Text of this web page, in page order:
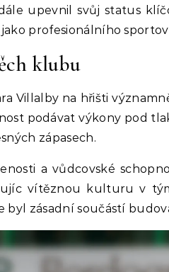
upevnil svůj status
profesionálního
klubu
Villalby na hřišti
podávat výkony pod
zápasech.
a vůdcovské
vítěznou kulturu v
byl zásadní součástí